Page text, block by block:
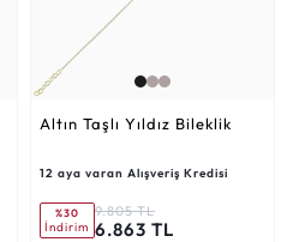
Altın Taşlı Yıldız Bileklik
12 aya varan Alışveriş Kredisi
%30
İndirim
9.805 TL
6.863 TL